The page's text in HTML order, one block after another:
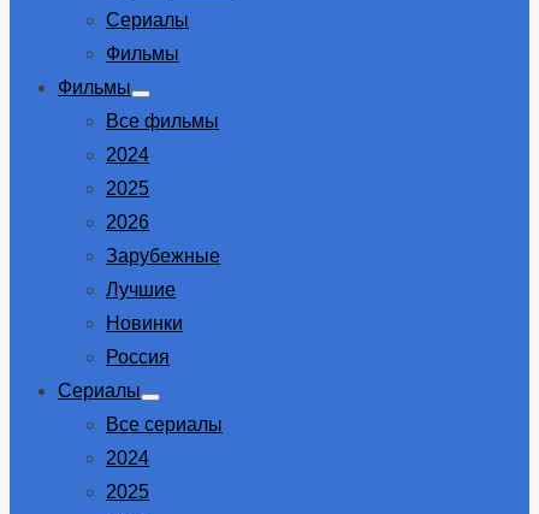
Сериалы
Фильмы
Фильмы
Show
sub
Все фильмы
2024
2025
2026
Зарубежные
Лучшие
Новинки
Россия
Сериалы
Show
sub
Все сериалы
2024
2025